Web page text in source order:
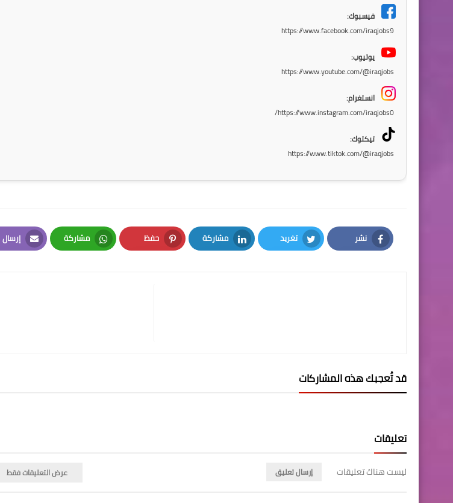
فيسبوك:
https://www.facebook.com/iraqjobs9
يوتيوب:
https://www.youtube.com/@iraqjobs
انستغرام:
https://www.instagram.com/iraqjobs0/
تيكتوك:
https://www.tiktok.com/@iraqjobs
نشر
Facebook
تغريد
Twitter
مشاركة
LinkedIn
حفظ
Pinterest
مشاركة
Whatsapp
إرسال
Email
قد تُعجبك هذه المشاركات
تعليقات
ليست هناك تعليقات إرسال تعليق عرض التعليقات فقط